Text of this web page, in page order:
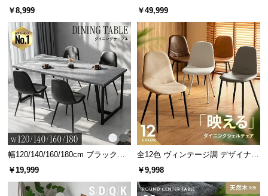
￥8,999
人掛けソファベッド リクライニン
￥49,999
幅120/140/160/180cm ブラックフ
レーム ダイニング 大理石調 4人掛
￥19,999
全12色 ヴィンテージ調 デザイナー
ズシェルチェア
￥9,998